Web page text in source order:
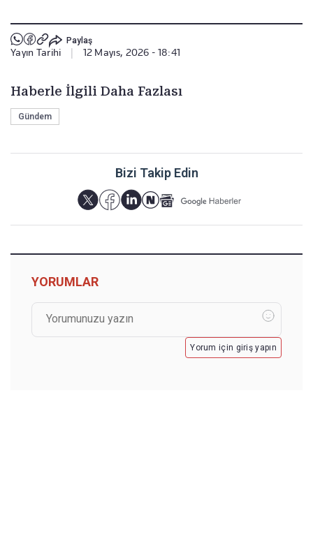
Paylaş
Yayın Tarihi 12 Mayıs, 2026 - 18:41
Haberle İlgili Daha Fazlası
Gündem
Bizi Takip Edin
YORUMLAR
Yorum için giriş yapın